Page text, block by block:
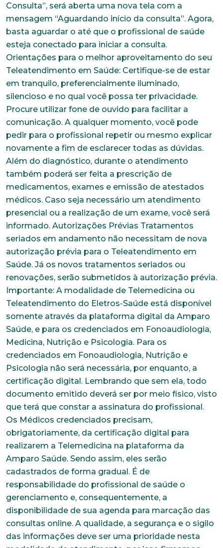
Consulta”, será aberta uma nova tela com a
mensagem “Aguardando início da consulta”. Agora,
basta aguardar o até que o profissional de saúde
esteja conectado para iniciar a consulta.
Orientações para o melhor aproveitamento do seu
Teleatendimento em Saúde: Certifique-se de estar
em tranquilo, preferencialmente iluminado,
silencioso e no qual você possa ter privacidade.
Procure utilizar fone de ouvido para facilitar a
comunicação. A qualquer momento, você pode
pedir para o profissional repetir ou mesmo explicar
novamente a fim de esclarecer todas as dúvidas.
Além do diagnóstico, durante o atendimento
também poderá ser feita a prescrição de
medicamentos, exames e emissão de atestados
médicos. Caso seja necessário um atendimento
presencial ou a realização de um exame, você será
informado. Autorizações Prévias Tratamentos
seriados em andamento não necessitam de nova
autorização prévia para o Teleatendimento em
Saúde. Já os novos tratamentos seriados ou
renovações, serão submetidos à autorização prévia.
Importante: A modalidade de Telemedicina ou
Teleatendimento do Eletros-Saúde está disponível
somente através da plataforma digital da Amparo
Saúde, e para os credenciados em Fonoaudiologia,
Medicina, Nutrição e Psicologia. Para os
credenciados em Fonoaudiologia, Nutrição e
Psicologia não será necessária, por enquanto, a
certificação digital. Lembrando que sem ela, todo
documento emitido deverá ser por meio físico, visto
que terá que constar a assinatura do profissional.
Os Médicos credenciados precisam,
obrigatoriamente, da certificação digital para
realizarem a Telemedicina na plataforma da
Amparo Saúde. Sendo assim, eles serão
cadastrados de forma gradual. É de
responsabilidade do profissional de saúde o
gerenciamento e, consequentemente, a
disponibilidade de sua agenda para marcação das
consultas online. A qualidade, a segurança e o sigilo
das informações deve ser uma prioridade nesta
Trabalhe conosco
Faça parte de uma instituição sólida, ética e
comprometida com o bem-estar dos seus
colaboradores. Preencha todos os dados abaixo e
anexe seu currículo.
*Campos obrigatórios
Nome completo*
E-mail*
Telefone
Endereço
Bairro